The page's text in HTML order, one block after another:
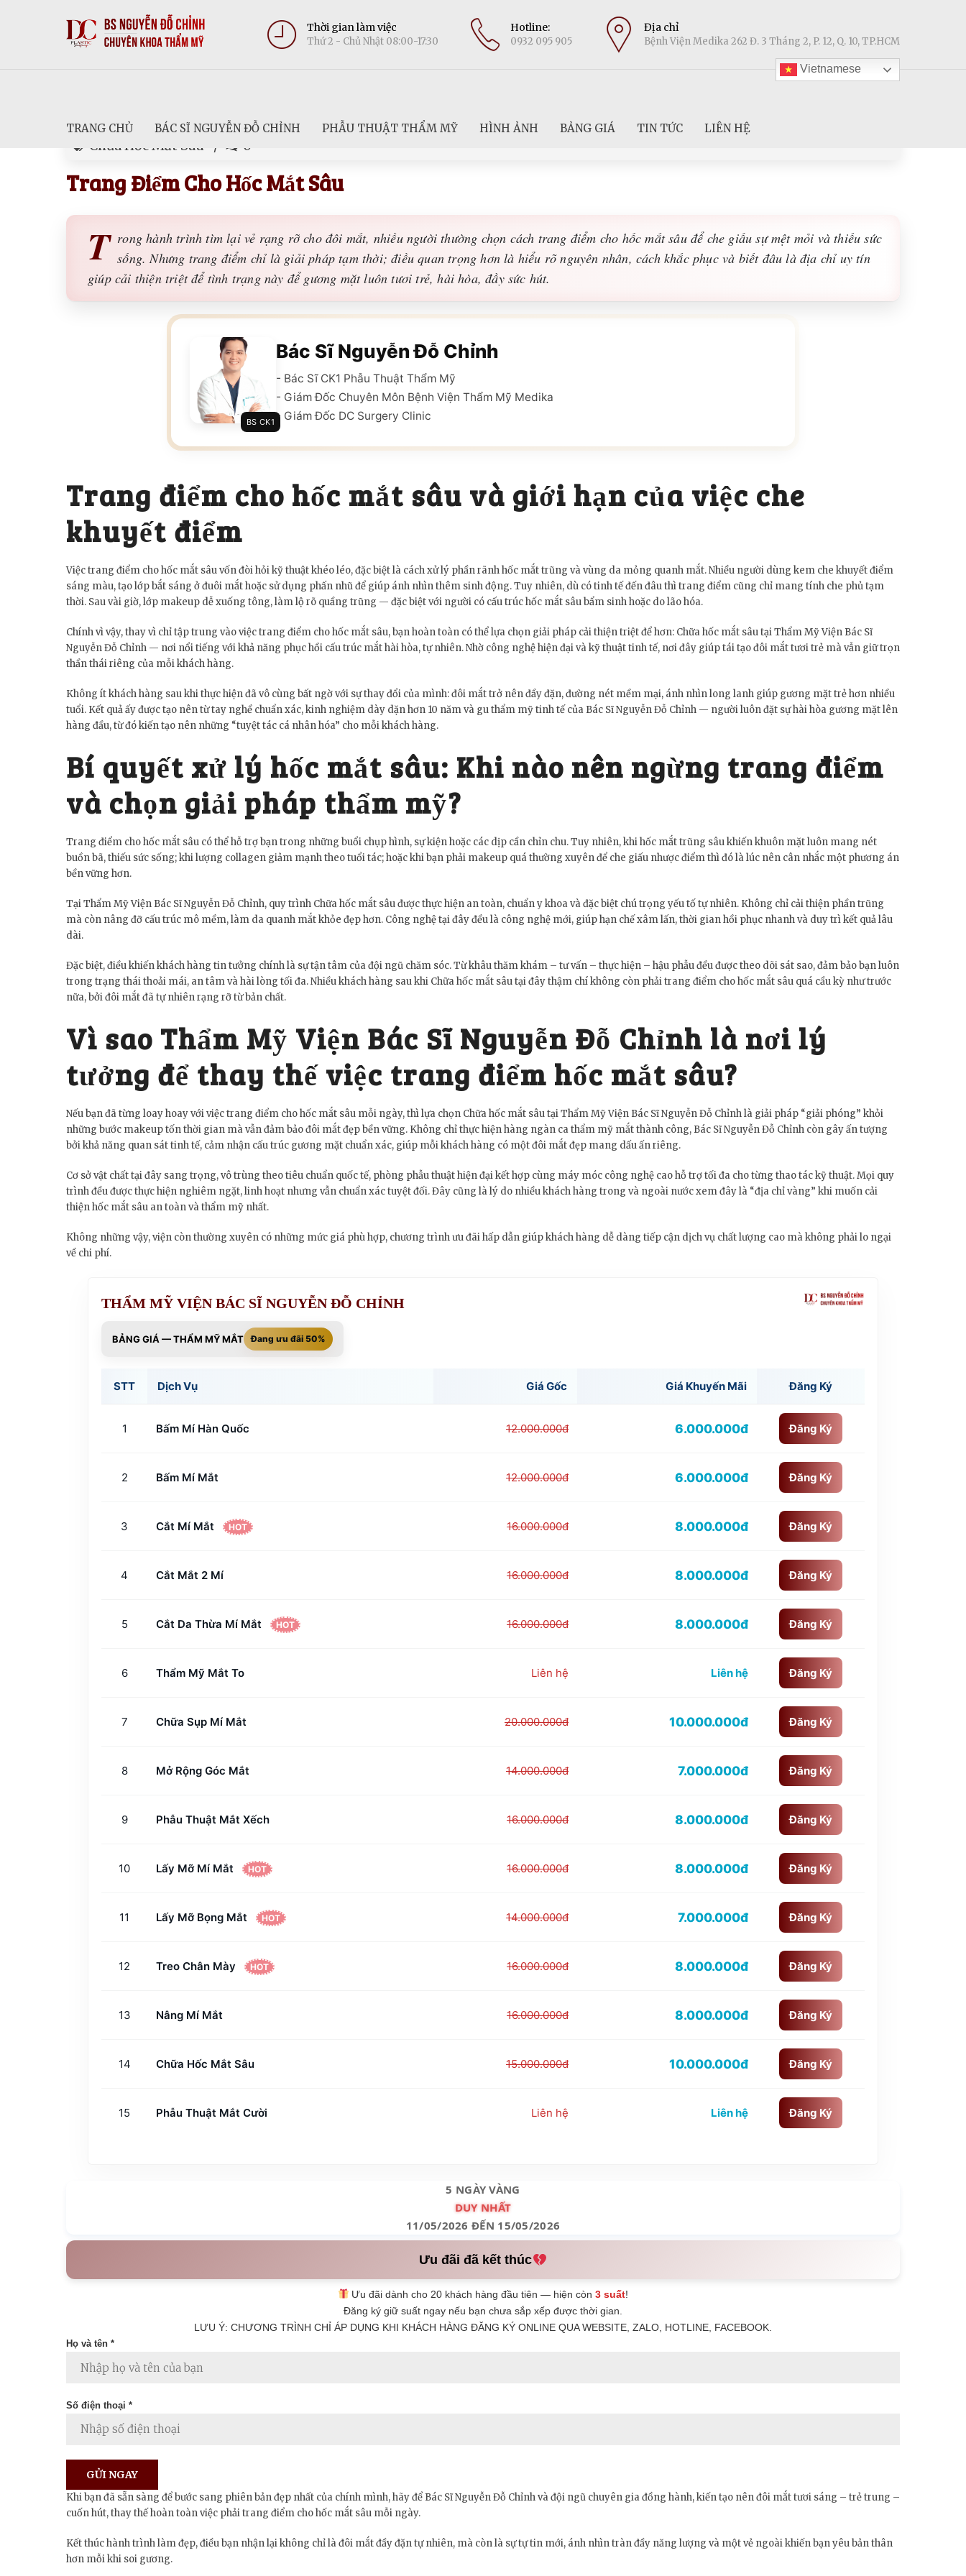
Thời gian làm việc
Thứ 2 - Chủ Nhật 08:00-17:30
Hotline:
0932 095 905
Địa chỉ
Bệnh Viện Medika 262 Đ. 3 Tháng 2, P. 12, Q. 10, TP.HCM
Vietnamese
TRANG CHỦ BÁC SĨ NGUYỄN ĐỖ CHỈNH PHẪU THUẬT THẨM MỸ HÌNH ẢNH BẢNG GIÁ TIN TỨC LIÊN HỆ
Chữa Hốc Mắt Sâu 0
Trang Điểm Cho Hốc Mắt Sâu
T rong hành trình tìm lại vẻ rạng rỡ cho đôi mắt, nhiều người thường chọn cách trang điểm cho hốc mắt sâu để che giấu sự mệt mỏi và thiếu sức
sống. Nhưng trang điểm chỉ là giải pháp tạm thời; điều quan trọng hơn là hiểu rõ nguyên nhân, cách khắc phục và biết đâu là địa chỉ uy tín
giúp cải thiện triệt để tình trạng này để gương mặt luôn tươi trẻ, hài hòa, đầy sức hút.
BS CK1
Bác Sĩ Nguyễn Đỗ Chỉnh
- Bác Sĩ CK1 Phẫu Thuật Thẩm Mỹ
- Giám Đốc Chuyên Môn Bệnh Viện Thẩm Mỹ Medika
- Giám Đốc DC Surgery Clinic
Trang điểm cho hốc mắt sâu và giới hạn của việc che
khuyết điểm
Việc trang điểm cho hốc mắt sâu vốn đòi hỏi kỹ thuật khéo léo, đặc biệt là cách xử lý phần rãnh hốc mắt trũng và vùng da mỏng quanh mắt. Nhiều người dùng kem che khuyết điểm
sáng màu, tạo lớp bắt sáng ở đuôi mắt hoặc sử dụng phấn nhũ để giúp ánh nhìn thêm sinh động. Tuy nhiên, dù có tinh tế đến đâu thì trang điểm cũng chỉ mang tính che phủ tạm
thời. Sau vài giờ, lớp makeup dễ xuống tông, làm lộ rõ quầng trũng — đặc biệt với người có cấu trúc hốc mắt sâu bẩm sinh hoặc do lão hóa.
Chính vì vậy, thay vì chỉ tập trung vào việc trang điểm cho hốc mắt sâu, bạn hoàn toàn có thể lựa chọn giải pháp cải thiện triệt để hơn: Chữa hốc mắt sâu tại Thẩm Mỹ Viện Bác Sĩ
Nguyễn Đỗ Chỉnh — nơi nổi tiếng với khả năng phục hồi cấu trúc mắt hài hòa, tự nhiên. Nhờ công nghệ hiện đại và kỹ thuật tinh tế, nơi đây giúp tái tạo đôi mắt tươi trẻ mà vẫn giữ trọn
thần thái riêng của mỗi khách hàng.
Không ít khách hàng sau khi thực hiện đã vô cùng bất ngờ với sự thay đổi của mình: đôi mắt trở nên đầy đặn, đường nét mềm mại, ánh nhìn long lanh giúp gương mặt trẻ hơn nhiều
tuổi. Kết quả ấy được tạo nên từ tay nghề chuẩn xác, kinh nghiệm dày dặn hơn 10 năm và gu thẩm mỹ tinh tế của Bác Sĩ Nguyễn Đỗ Chỉnh — người luôn đặt sự hài hòa gương mặt lên
hàng đầu, từ đó kiến tạo nên những “tuyệt tác cá nhân hóa” cho mỗi khách hàng.
Bí quyết xử lý hốc mắt sâu: Khi nào nên ngừng trang điểm
và chọn giải pháp thẩm mỹ?
Trang điểm cho hốc mắt sâu có thể hỗ trợ bạn trong những buổi chụp hình, sự kiện hoặc các dịp cần chỉn chu. Tuy nhiên, khi hốc mắt trũng sâu khiến khuôn mặt luôn mang nét
buồn bã, thiếu sức sống; khi lượng collagen giảm mạnh theo tuổi tác; hoặc khi bạn phải makeup quá thường xuyên để che giấu nhược điểm thì đó là lúc nên cân nhắc một phương án
bền vững hơn.
Tại Thẩm Mỹ Viện Bác Sĩ Nguyễn Đỗ Chỉnh, quy trình Chữa hốc mắt sâu được thực hiện an toàn, chuẩn y khoa và đặc biệt chú trọng yếu tố tự nhiên. Không chỉ cải thiện phần trũng
mà còn nâng đỡ cấu trúc mô mềm, làm da quanh mắt khỏe đẹp hơn. Công nghệ tại đây đều là công nghệ mới, giúp hạn chế xâm lấn, thời gian hồi phục nhanh và duy trì kết quả lâu
dài.
Đặc biệt, điều khiến khách hàng tin tưởng chính là sự tận tâm của đội ngũ chăm sóc. Từ khâu thăm khám – tư vấn – thực hiện – hậu phẫu đều được theo dõi sát sao, đảm bảo bạn luôn
trong trạng thái thoải mái, an tâm và hài lòng tối đa. Nhiều khách hàng sau khi Chữa hốc mắt sâu tại đây thậm chí không còn phải trang điểm cho hốc mắt sâu quá cầu kỳ như trước
nữa, bởi đôi mắt đã tự nhiên rạng rỡ từ bản chất.
Vì sao Thẩm Mỹ Viện Bác Sĩ Nguyễn Đỗ Chỉnh là nơi lý
tưởng để thay thế việc trang điểm hốc mắt sâu?
Nếu bạn đã từng loay hoay với việc trang điểm cho hốc mắt sâu mỗi ngày, thì lựa chọn Chữa hốc mắt sâu tại Thẩm Mỹ Viện Bác Sĩ Nguyễn Đỗ Chỉnh là giải pháp “giải phóng” khỏi
những bước makeup tốn thời gian mà vẫn đảm bảo đôi mắt đẹp bền vững. Không chỉ thực hiện hàng ngàn ca thẩm mỹ mắt thành công, Bác Sĩ Nguyễn Đỗ Chỉnh còn gây ấn tượng
bởi khả năng quan sát tinh tế, cảm nhận cấu trúc gương mặt chuẩn xác, giúp mỗi khách hàng có một đôi mắt đẹp mang dấu ấn riêng.
Cơ sở vật chất tại đây sang trọng, vô trùng theo tiêu chuẩn quốc tế, phòng phẫu thuật hiện đại kết hợp cùng máy móc công nghệ cao hỗ trợ tối đa cho từng thao tác kỹ thuật. Mọi quy
trình đều được thực hiện nghiêm ngặt, linh hoạt nhưng vẫn chuẩn xác tuyệt đối. Đây cũng là lý do nhiều khách hàng trong và ngoài nước xem đây là “địa chỉ vàng” khi muốn cải
thiện hốc mắt sâu an toàn và thẩm mỹ nhất.
Không những vậy, viện còn thường xuyên có những mức giá phù hợp, chương trình ưu đãi hấp dẫn giúp khách hàng dễ dàng tiếp cận dịch vụ chất lượng cao mà không phải lo ngại
về chi phí.
THẨM MỸ VIỆN BÁC SĨ NGUYỄN ĐỖ CHỈNH
BẢNG GIÁ — THẨM MỸ MẮT Đang ưu đãi 50%
STT Dịch Vụ Giá Gốc Giá Khuyến Mãi Đăng Ký
1 Bấm Mí Hàn Quốc 12.000.000đ 6.000.000đ Đăng Ký
2 Bấm Mí Mắt 12.000.000đ 6.000.000đ Đăng Ký
3 Cắt Mí Mắt HOT 16.000.000đ 8.000.000đ Đăng Ký
4 Cắt Mắt 2 Mí 16.000.000đ 8.000.000đ Đăng Ký
5 Cắt Da Thừa Mí Mắt HOT 16.000.000đ 8.000.000đ Đăng Ký
6 Thẩm Mỹ Mắt To Liên hệ Liên hệ Đăng Ký
7 Chữa Sụp Mí Mắt 20.000.000đ 10.000.000đ Đăng Ký
8 Mở Rộng Góc Mắt 14.000.000đ 7.000.000đ Đăng Ký
9 Phẫu Thuật Mắt Xếch 16.000.000đ 8.000.000đ Đăng Ký
10 Lấy Mỡ Mí Mắt HOT 16.000.000đ 8.000.000đ Đăng Ký
11 Lấy Mỡ Bọng Mắt HOT 14.000.000đ 7.000.000đ Đăng Ký
12 Treo Chân Mày HOT 16.000.000đ 8.000.000đ Đăng Ký
13 Nâng Mí Mắt 16.000.000đ 8.000.000đ Đăng Ký
14 Chữa Hốc Mắt Sâu 15.000.000đ 10.000.000đ Đăng Ký
15 Phẫu Thuật Mắt Cười Liên hệ Liên hệ Đăng Ký
5 NGÀY VÀNG
DUY NHẤT
11/05/2026 ĐẾN 15/05/2026
Ưu đãi đã kết thúc
Ưu đãi dành cho 20 khách hàng đầu tiên — hiện còn3 suất!
Đăng ký giữ suất ngay nếu bạn chưa sắp xếp được thời gian.
LƯU Ý: CHƯƠNG TRÌNH CHỈ ÁP DỤNG KHI KHÁCH HÀNG ĐĂNG KÝ ONLINE QUA WEBSITE, ZALO, HOTLINE, FACEBOOK.
Họ và tên *
Số điện thoại *
Khi bạn đã sẵn sàng để bước sang phiên bản đẹp nhất của chính mình, hãy để Bác Sĩ Nguyễn Đỗ Chỉnh và đội ngũ chuyên gia đồng hành, kiến tạo nên đôi mắt tươi sáng – trẻ trung –
cuốn hút, thay thế hoàn toàn việc phải trang điểm cho hốc mắt sâu mỗi ngày.
Kết thúc hành trình làm đẹp, điều bạn nhận lại không chỉ là đôi mắt đầy đặn tự nhiên, mà còn là sự tự tin mới, ánh nhìn tràn đầy năng lượng và một vẻ ngoài khiến bạn yêu bản thân
hơn mỗi khi soi gương.